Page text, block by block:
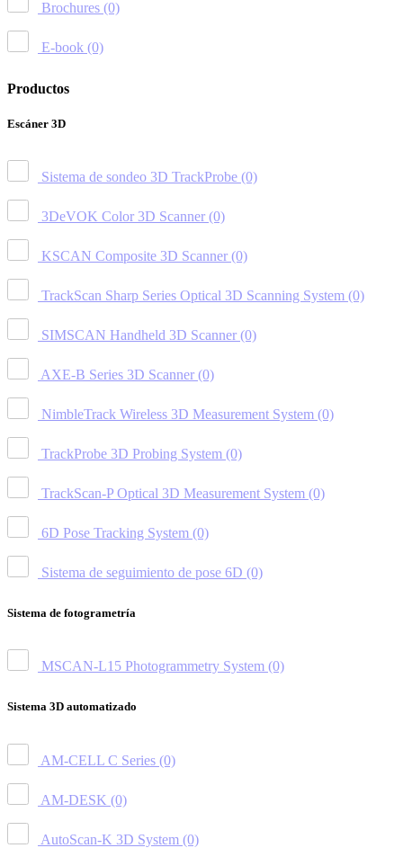
Brochures (0)
E-book (0)
Productos
Escáner 3D
Sistema de sondeo 3D TrackProbe (0)
3DeVOK Color 3D Scanner (0)
KSCAN Composite 3D Scanner (0)
TrackScan Sharp Series Optical 3D Scanning System (0)
SIMSCAN Handheld 3D Scanner (0)
AXE-B Series 3D Scanner (0)
NimbleTrack Wireless 3D Measurement System (0)
TrackProbe 3D Probing System (0)
TrackScan-P Optical 3D Measurement System (0)
6D Pose Tracking System (0)
Sistema de seguimiento de pose 6D (0)
Sistema de fotogrametría
MSCAN-L15 Photogrammetry System (0)
Sistema 3D automatizado
AM-CELL C Series (0)
AM-DESK (0)
AutoScan-K 3D System (0)